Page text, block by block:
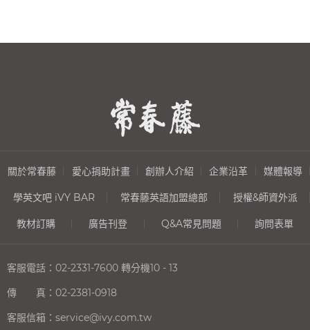
關於常春藤 愛心捐助計畫 創辦人介紹 企業沿革 媒體報導
學英文吧 iVY BAR 常春藤英語加盟總部 授權&師資外派
教材訂購 廣告刊登 Q&A常見問題 詢問表單
客服電話： 02-2331-7600 轉分機10 - 13
傳 真： 02-2381-0918
客服信箱： service@ivy.com.tw